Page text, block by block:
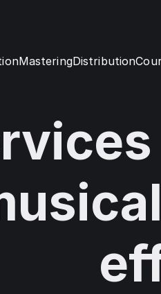
MasteringDistribution